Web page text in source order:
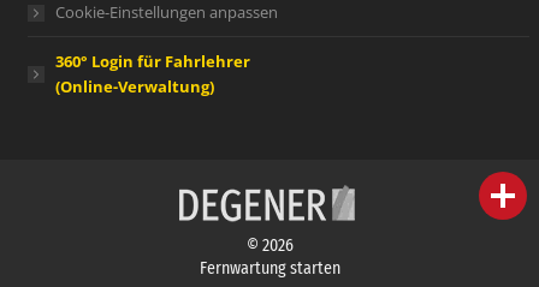
Cookie-Einstellungen anpassen
360° Login für Fahrlehrer
(Online-Verwaltung)
© 2026
Fernwartung starten
person IHR FACHBERATER
campaign